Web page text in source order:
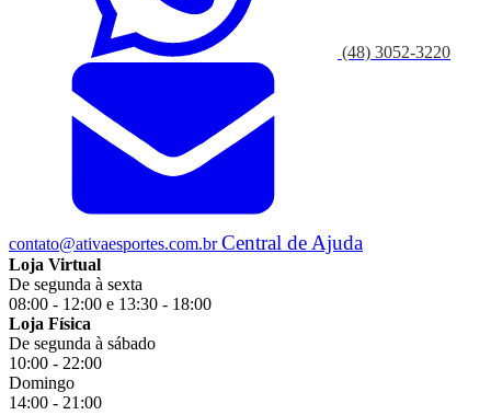
(48) 3052-3220
contato@ativaesportes.com.brCentral de Ajuda
Loja Virtual
De segunda à sexta
08:00 - 12:00 e 13:30 - 18:00
Loja Física
De segunda à sábado
10:00 - 22:00
Domingo
14:00 - 21:00